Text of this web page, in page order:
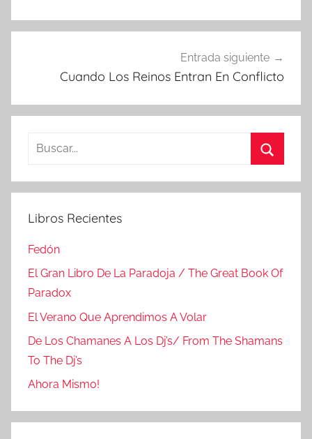
Entrada siguiente
Cuando Los Reinos Entran En Conflicto
Buscar:
Libros Recientes
Fedón
El Gran Libro De La Paradoja / The Great Book Of
Paradox
El Verano Que Aprendimos A Volar
De Los Chamanes A Los Dj’s/ From The Shamans
To The Dj’s
Ahora Mismo!